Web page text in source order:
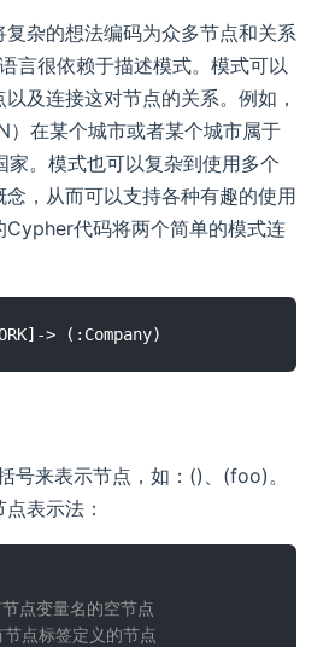
杂的想法编码为众多节点和关系
言很依赖于描述模式。模式可以
及连接这对节点的关系。例如，
）在某个城市或者某个城市属于
家。模式也可以复杂到使用多个
，从而可以支持各种有趣的使用
Cypher代码将两个简单的模式连
号来表示节点，如：()、(foo)。
表示法：
点变量名的空节点
点标签定义的节点